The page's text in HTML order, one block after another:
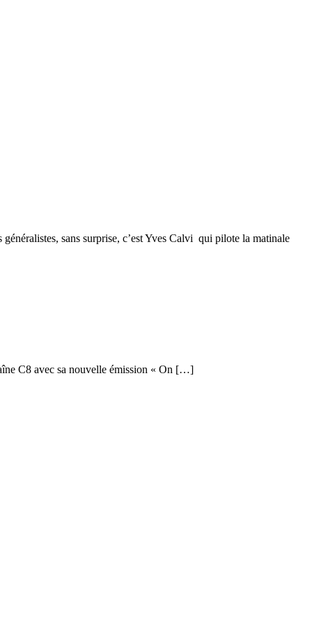
sans surprise, c’est Yves Calvi qui pilote la matinale
C8 avec sa nouvelle émission « On […]